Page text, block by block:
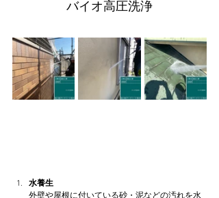
バイオ高圧洗浄
水養生
外壁や屋根に付いている砂・泥などの汚れを水